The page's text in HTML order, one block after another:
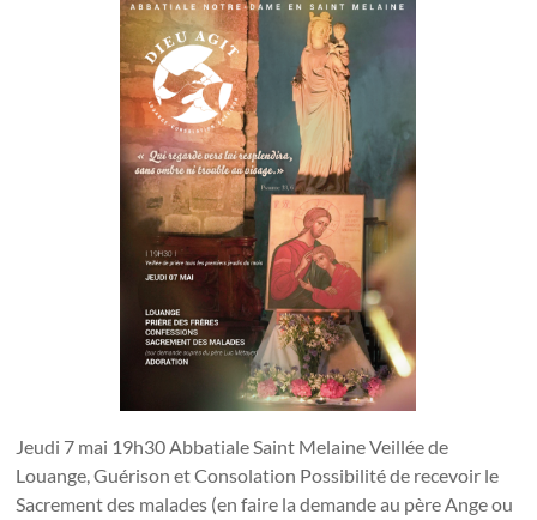
Jeudi 7 mai 19h30 Abbatiale Saint Melaine Veillée de
Louange, Guérison et Consolation Possibilité de recevoir le
Sacrement des malades (en faire la demande au père Ange ou